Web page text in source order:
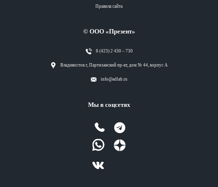
Правила сайта
© ООО «Презент»
8 (423) 2 430 – 730
Владивосток г, Партизанский пр-кт, дом № 44, корпус А
info@adlab.ru
Мы в соцсетях